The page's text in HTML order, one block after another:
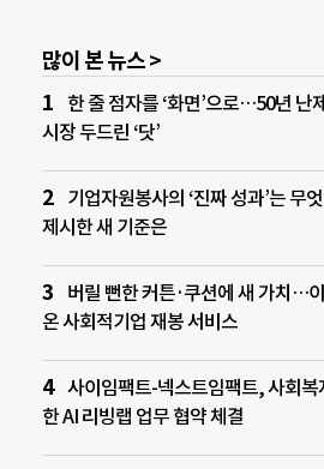
많이 본 뉴스 >
한 줄 점자를 ‘화면’으로…50년 난
시장 두드린 ‘닷’
기업자원봉사의 ‘진짜 성과’는 무
제시한 새 기준은
버릴 뻔한 커튼·쿠션에 새 가치…
온 사회적기업 재봉 서비스
사이임팩트-넥스트임팩트, 사회복
한 AI 리빙랩 업무 협약 체결